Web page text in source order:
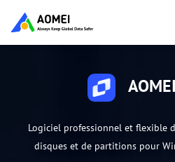
Logiciel professionnel et flexible
disques et de partitions pour